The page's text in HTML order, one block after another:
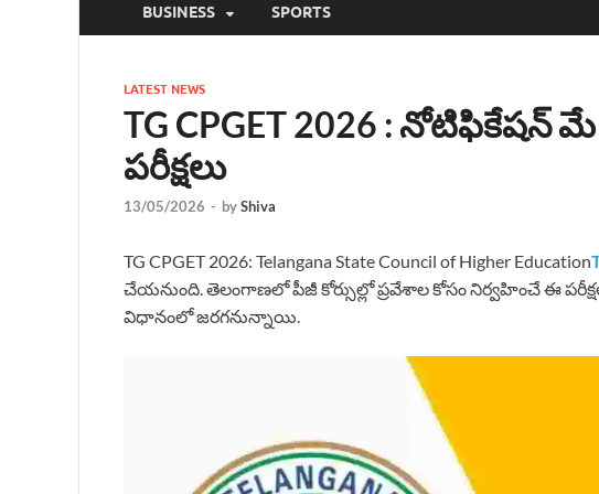
BUSINESS SPORTS
LATEST NEWS
TG CPGET 2026 :
పరీక్షలు
13/05/2026 - byShiva
TG CPGET 2026: Telangana State Council of Higher Education
చేయనుంది. తెలంగాణలో పీజీ కోర్సుల్లో ప్రవేశాల కోసం నిర్వహించే ఈ
విధానంలో జరగనున్నాయి.